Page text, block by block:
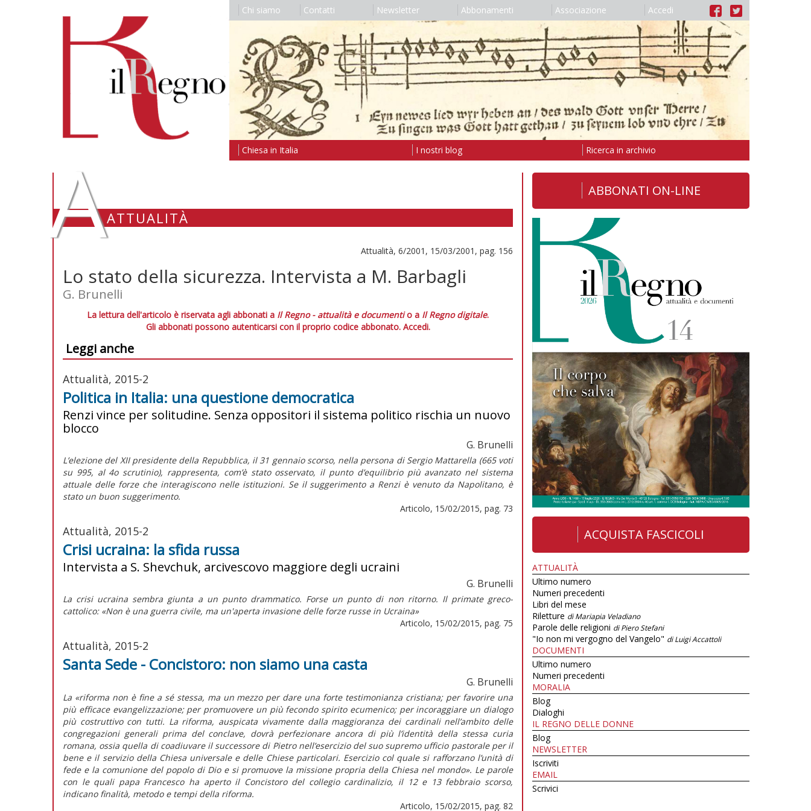
Chi siamo Contatti Newsletter Abbonamenti Associazione Accedi
Chiesa in Italia I nostri blog Ricerca in archivio
AATTUALITÀ
Attualità, 6/2001, 15/03/2001, pag. 156
Lo stato della sicurezza. Intervista a M. Barbagli
G. Brunelli
La lettura dell'articolo è riservata agli abbonati a Il Regno - attualità e documentio a Il Regno digitale.
Gli abbonati possono autenticarsi con il proprio codice abbonato. Accedi.
Leggi anche
Attualità, 2015-2
Politica in Italia: una questione democratica
Renzi vince per solitudine. Senza oppositori il sistema politico rischia un nuovo
blocco
G. Brunelli
L’elezione del XII presidente della Repubblica, il 31 gennaio scorso, nella persona di Sergio Mattarella (665 voti
su 995, al 4o scrutinio), rappresenta, com’è stato osservato, il punto d’equilibrio più avanzato nel sistema
attuale delle forze che interagiscono nelle istituzioni. Se il suggerimento a Renzi è venuto da Napolitano, è
stato un buon suggerimento.
Articolo, 15/02/2015, pag. 73
Attualità, 2015-2
Crisi ucraina: la sfida russa
Intervista a S. Shevchuk, arcivescovo maggiore degli ucraini
G. Brunelli
La crisi ucraina sembra giunta a un punto drammatico. Forse un punto di non ritorno. Il primate greco-
cattolico: «Non è una guerra civile, ma un'aperta invasione delle forze russe in Ucraina»
Articolo, 15/02/2015, pag. 75
Attualità, 2015-2
Santa Sede - Concistoro: non siamo una casta
G. Brunelli
La «riforma non è fine a sé stessa, ma un mezzo per dare una forte testimonianza cristiana; per favorire una
più efficace evangelizzazione; per promuovere un più fecondo spirito ecumenico; per incoraggiare un dialogo
più costruttivo con tutti. La riforma, auspicata vivamente dalla maggioranza dei cardinali nell’ambito delle
congregazioni generali prima del conclave, dovrà perfezionare ancora di più l’identità della stessa curia
romana, ossia quella di coadiuvare il successore di Pietro nell’esercizio del suo supremo ufficio pastorale per il
bene e il servizio della Chiesa universale e delle Chiese particolari. Esercizio col quale si rafforzano l’unità di
fede e la comunione del popolo di Dio e si promuove la missione propria della Chiesa nel mondo». Le parole
con le quali papa Francesco ha aperto il Concistoro del collegio cardinalizio, il 12 e 13 febbraio scorso,
indicano finalità, metodo e tempi della riforma.
Articolo, 15/02/2015, pag. 82
ABBONATI ON-LINE
ACQUISTA FASCICOLI
ATTUALITÀ
Ultimo numero
Numeri precedenti
Libri del mese
Riletture di Mariapia Veladiano
Parole delle religioni di Piero Stefani
"Io non mi vergogno del Vangelo" di Luigi Accattoli
DOCUMENTI
Ultimo numero
Numeri precedenti
MORALIA
Blog
Dialoghi
IL REGNO DELLE DONNE
Blog
NEWSLETTER
Iscriviti
EMAIL
Scrivici